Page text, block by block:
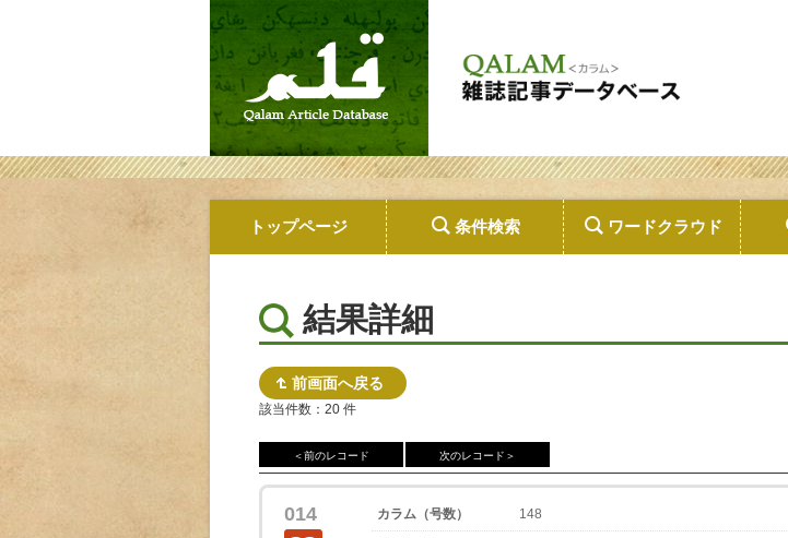
トップページ 条件検索 ワードクラウド
結果詳細
前画面へ戻る
該当件数：20 件
＜前のレコード 次のレコード＞
014 カラム（号数） 148